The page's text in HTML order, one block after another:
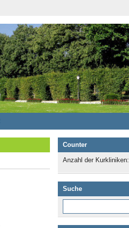
Counter
Anzahl der Kurkliniken:
Suche